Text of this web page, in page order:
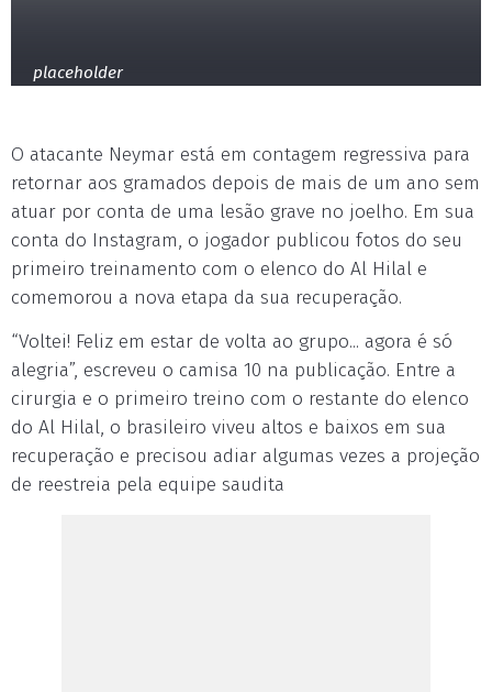
placeholder
O atacante Neymar está em contagem regressiva para
retornar aos gramados depois de mais de um ano sem
atuar por conta de uma lesão grave no joelho. Em sua
conta do Instagram, o jogador publicou fotos do seu
primeiro treinamento com o elenco do Al Hilal e
comemorou a nova etapa da sua recuperação.
“Voltei! Feliz em estar de volta ao grupo... agora é só
alegria”, escreveu o camisa 10 na publicação. Entre a
cirurgia e o primeiro treino com o restante do elenco
do Al Hilal, o brasileiro viveu altos e baixos em sua
recuperação e precisou adiar algumas vezes a projeção
de reestreia pela equipe saudita